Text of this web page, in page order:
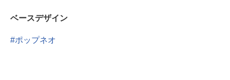
ベースデザイン
ポップネオ